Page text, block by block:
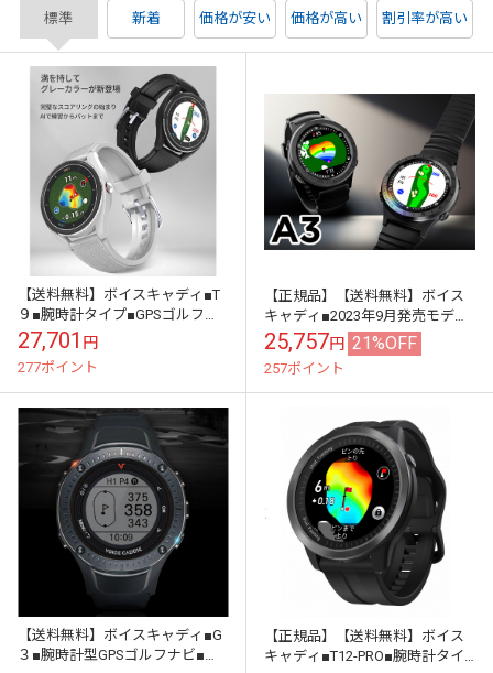
標準 新着 価格が安い 価格が高い 割引率が高い
【送料無料】ボイスキャディ■T
９■腕時計タイプ■GPSゴルフナ
ビ■２０２２年モデル
27,701 円
277ポイント
【正規品】【送料無料】ボイス
キャディ■2023年9月発売モデル
■A3■腕時計型GPSゴルフナビ
25,757円 21%OFF
257ポイント
【送料無料】ボイスキャディ■G
３■腕時計型GPSゴルフナビ■２
【正規品】【送料無料】ボイス
キャディ■T12-PRO■腕時計タイ